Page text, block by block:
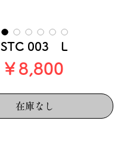
STC 003 L
￥8,800
在庫なし